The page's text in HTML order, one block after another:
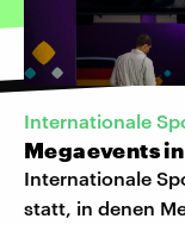
Internationale
Megaevents
Internationale
statt, in denen